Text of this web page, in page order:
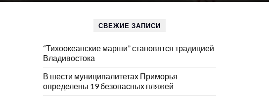
СВЕЖИЕ ЗАПИСИ
“Тихоокеанские марши” становятся традицией
Владивостока
В шести муниципалитетах Приморья
определены 19 безопасных пляжей